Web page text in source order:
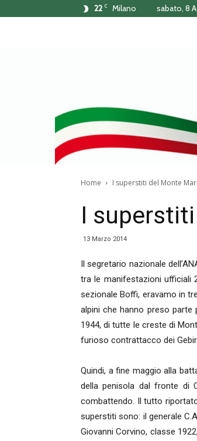
22 C Milano sabato, 8
Home I superstiti del Monte
I
13 Marzo 2014
Il segretario nazionale
tra le manifestazioni ufficiali
sezionale Boffi, eravamo in
alpini che hanno preso parte
1944, di tutte le creste di
furioso contrattacco dei
Quindi, a fine maggio alla
della penisola dal fronte di
combattendo. Il tutto
superstiti sono: il generale
Giovanni Corvino, classe